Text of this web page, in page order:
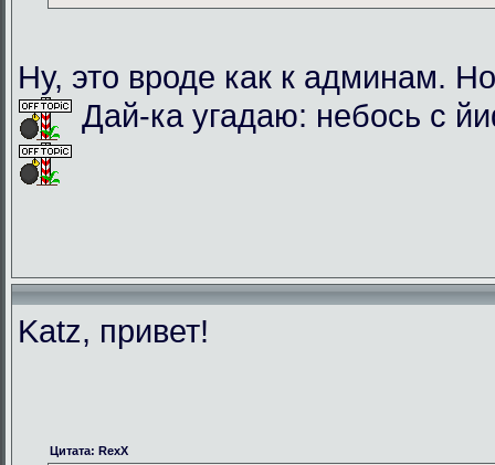
Ну, это вроде как к админам.
Дай-ка угадаю: небось с
Katz, привет!
Цитата: RexX